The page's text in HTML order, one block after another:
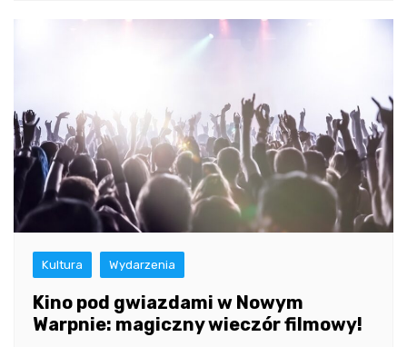
Kultura Wydarzenia
Kino pod gwiazdami w Nowym
Warpnie: magiczny wieczór filmowy!